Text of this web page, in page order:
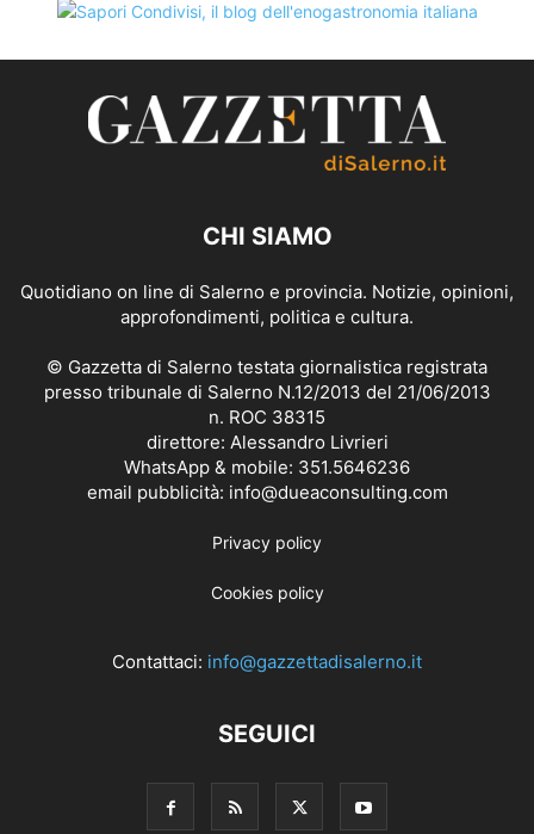
CHI SIAMO
Quotidiano on line di Salerno e provincia. Notizie, opinioni,
approfondimenti, politica e cultura.
© Gazzetta di Salerno testata giornalistica registrata
presso tribunale di Salerno N.12/2013 del 21/06/2013
n. ROC 38315
direttore: Alessandro Livrieri
WhatsApp & mobile: 351.5646236
email pubblicità: info@dueaconsulting.com
Privacy policy
Cookies policy
Contattaci: info@gazzettadisalerno.it
SEGUICI